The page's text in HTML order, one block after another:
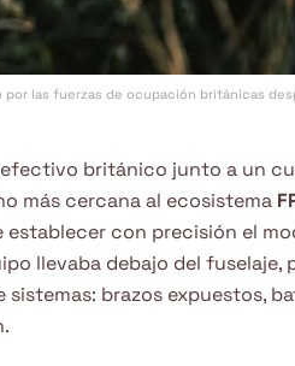
las fuerzas de ocupación británicas
efectivo británico junto a un
más cercana al ecosistema
con precisión el
llevaba debajo del fuselaje,
brazos expuestos,